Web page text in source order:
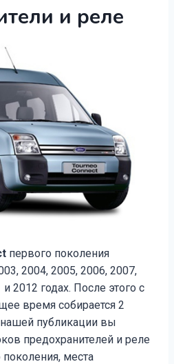
и реле
первого поколения
2004, 2005, 2006, 2007,
2012 годах. После этого с
время собирается 2
публикации вы
предохранителей и реле
места